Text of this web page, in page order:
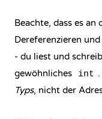
Beachte, dass es an
Dereferenzieren und
- du liest und
gewöhnliches
int
Typs, nicht der